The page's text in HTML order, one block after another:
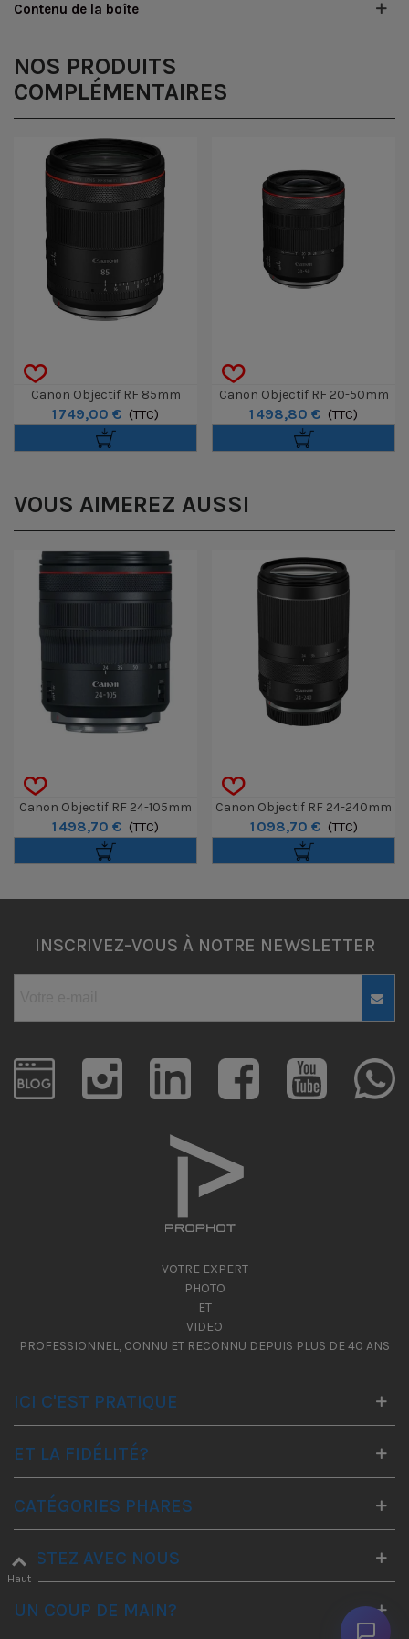
Contenu de la boîte
NOS PRODUITS
COMPLÉMENTAIRES
Canon Objectif RF 85mm
F/1.4L VCM
1 749,00 € (TTC)
Canon Objectif RF 20-50mm
F/4L IS USM PZ
1 498,80 € (TTC)
VOUS AIMEREZ AUSSI
Canon Objectif RF 24-105mm
F/4 L IS USM
1 498,70 € (TTC)
Canon Objectif RF 24-240mm
F/4-6.3 IS USM
1 098,70 € (TTC)
INSCRIVEZ-VOUS À NOTRE NEWSLETTER
VOTRE EXPERT
PHOTO
ET
VIDEO
PROFESSIONNEL, CONNU ET RECONNU DEPUIS PLUS DE 40 ANS
ICI C'EST PRATIQUE
ET LA FIDÉLITÉ?
CATÉGORIES PHARES
RESTEZ AVEC NOUS
UN COUP DE MAIN?
Haut